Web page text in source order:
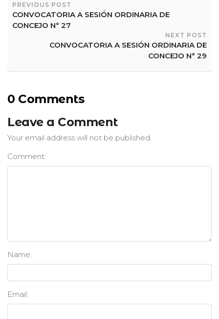
S
N
V
A
T
I
PREVIOUS POST
CONVOCATORIA A SESIÓN ORDINARIA DE
CONCEJO N° 27
NEXT POST
CONVOCATORIA A SESIÓN ORDINARIA DE
CONCEJO N° 29
0 Comments
Leave a Comment
Your email address will not be published.
Comment:
Name:
Email: